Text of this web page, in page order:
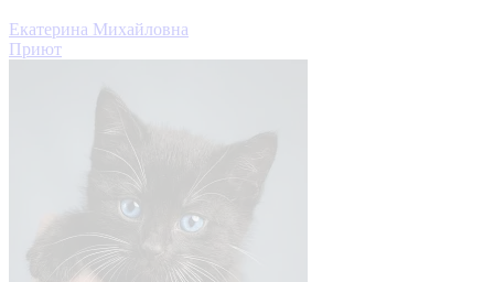
Екатерина Михайловна
Приют